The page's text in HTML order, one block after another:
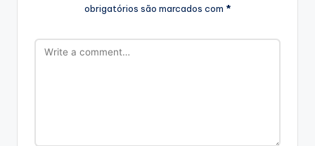
obrigatórios são marcados com *